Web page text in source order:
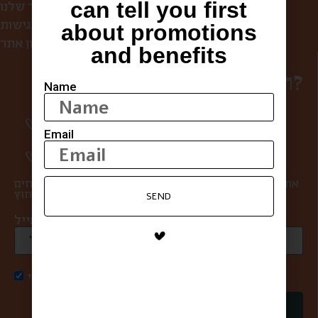
הסיפור שלנו
הצהרת נגישות
תקנון אתר
רוצים להפוך למשפחה?
סיפורים מרגשים וחווית מהשוק פעם בשבוע
אתם במקום הראשון בשבילנו, ולכן אנחנו אף פעם לא שולחים
אני מאשר/ת קבלת דואר פרסומי
can tell you first
about promotions
and benefits
Name
Email
SEND